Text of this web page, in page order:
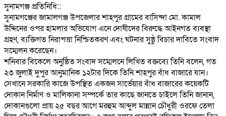
‎সুনামগঞ্জ প্রতিনিধি::
‎সুনামগঞ্জের জামালগঞ্জ উপজেলার শাহপুর গ্রামের বাসিন্দা মো. কামাল
উদ্দিনের ওপর হামলার অভিযোগ এনে দোষীদের বিরুদ্ধে আইনগত ব্যবস্থা
গ্রহণ, ব্যক্তিগত নিরাপত্তা নিশ্চিতকরণ এবং ঘটনার সুষ্ঠু বিচার দাবিতে সংবাদ
সম্মেলন করেছেন।
‎শনিবার বিকেলে অনুষ্ঠিত সংবাদ সম্মেলনে লিখিত বক্তব্যে তিনি বলেন, গত
২৩ জুলাই দুপুর আনুমানিক ১২টার দিকে তিনি শাহপুর বাঁধ বাজারে যান।
সেখানে সরকারি কাজে উপস্থিত একজন সার্ভেয়ার বাঁধ বাজারের কয়েকটি
দোকান নির্মাণ ও মালিকানা সম্পর্কে তার কাছে জানতে চাইলে তিনি জানান,
দোকানগুলো প্রায় ২৫ বছর আগে মরহুম আব্দুল মান্নান চৌধুরী ওরফে তেলা